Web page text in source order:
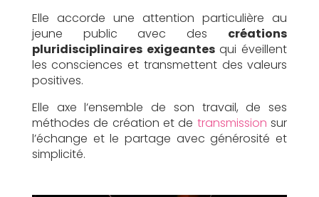
Elle accorde une attention particulière au
jeune public avec des créations
pluridisciplinaires exigeantesqui éveillent
les consciences et transmettent des valeurs
positives.
Elle axe l’ensemble de son travail, de ses
méthodes de création et de transmission sur
l’échange et le partage avec générosité et
simplicité.